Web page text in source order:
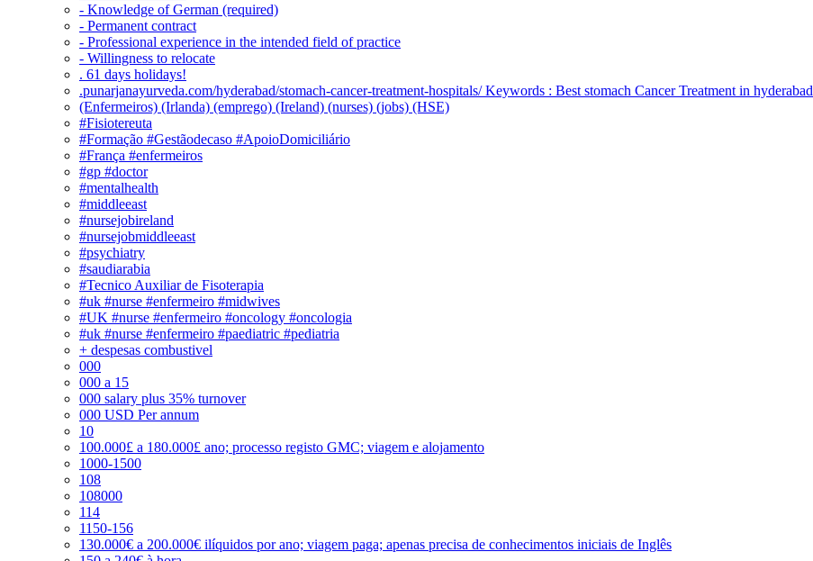
- Knowledge of German (required)
- Permanent contract
- Professional experience in the intended field of practice
- Willingness to relocate
. 61 days holidays!
.punarjanayurveda.com/hyderabad/stomach-cancer-treatment-hospitals/ Keywords : Best stomach Cancer Treatment in hyderabad
(Enfermeiros) (Irlanda) (emprego) (Ireland) (nurses) (jobs) (HSE)
#Fisiotereuta
#Formação #Gestãodecaso #ApoioDomiciliário
#França #enfermeiros
#gp #doctor
#mentalhealth
#middleeast
#nursejobireland
#nursejobmiddleeast
#psychiatry
#saudiarabia
#Tecnico Auxiliar de Fisoterapia
#uk #nurse #enfermeiro #midwives
#UK #nurse #enfermeiro #oncology #oncologia
#uk #nurse #enfermeiro #paediatric #pediatria
+ despesas combustivel
000
000 a 15
000 salary plus 35% turnover
000 USD Per annum
10
100.000£ a 180.000£ ano; processo registo GMC; viagem e alojamento
1000-1500
108
108000
114
1150-156
130.000€ a 200.000€ ilíquidos por ano; viagem paga; apenas precisa de conhecimentos iniciais de Inglês